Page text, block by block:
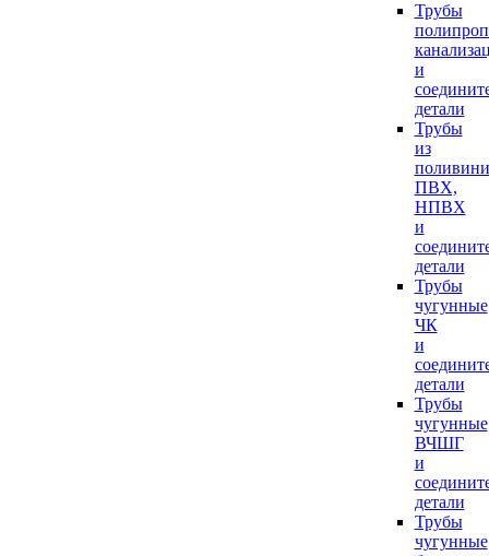
Трубы
и
детали
Трубы
из
ПВХ,
НПВХ
и
детали
Трубы
чугунные
ЧК
и
детали
Трубы
чугунные
ВЧШГ
и
детали
Трубы
чугунные